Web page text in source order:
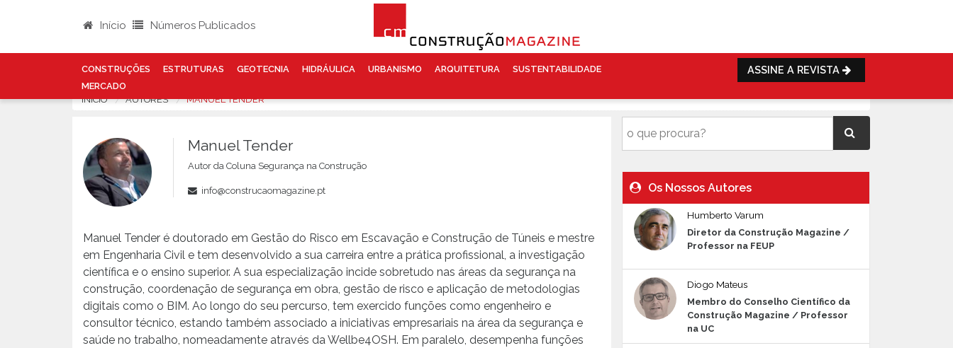
Início Números Publicados
CONSTRUÇÕES ESTRUTURAS GEOTECNIA HIDRÁULICA URBANISMO ARQUITETURA
SUSTENTABILIDADE
MERCADO
ASSINE A REVISTA
INÍCIO AUTORES MANUEL TENDER
Manuel Tender
Autor da Coluna Segurança na Construção
info@construcaomagazine.pt
Manuel Tender é doutorado em Gestão do Risco em Escavação e Construção de Túneis e mestre
em Engenharia Civil e tem desenvolvido a sua carreira entre a prática profissional, a investigação
científica e o ensino superior. A sua especialização incide sobretudo nas áreas da segurança na
construção, coordenação de segurança em obra, gestão de risco e aplicação de metodologias
digitais como o BIM. Ao longo do seu percurso, tem exercido funções como engenheiro e
consultor técnico, estando também associado a iniciativas empresariais na área da segurança e
saúde no trabalho, nomeadamente através da Wellbe4OSH. Em paralelo, desempenha funções
Os Nossos Autores
Humberto Varum
Diretor da Construção Magazine /
Professor na FEUP
Diogo Mateus
Membro do Conselho Científico da
Construção Magazine / Professor
na UC